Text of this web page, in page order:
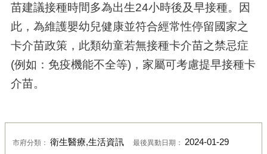
苗建議接種時間多為出生24小時後及早接種。因
此，為維護嬰幼兒健康並符合經常性停留國家之
卡介苗政策，此類幼童若無接種卡介苗之禁忌症
(例如：免疫機能不全等)，家屬可考慮提早接種卡
介苗。
市府分類： 衛生醫療,生活資訊 最後異動日期： 2024-01-29